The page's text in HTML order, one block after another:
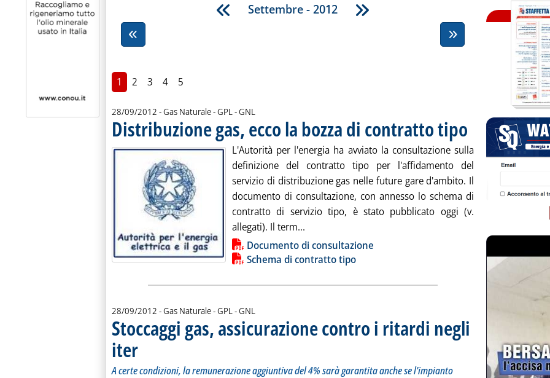
Settembre - 2012
1 2 3 4 5
28/09/2012 - Gas Naturale - GPL - GNL
Distribuzione gas, ecco la bozza di contratto tipo . Pubblicata venerdì 28
L'Autorità per l'energia ha avviato la consultazione sulla
definizione del contratto tipo per l'affidamento del
servizio di distribuzione gas nelle future gare d'ambito. Il
documento di consultazione, con annesso lo schema di
contratto di servizio tipo, è stato pubblicato oggi (v.
allegati). Il term...
Lista allegati PDF alla notiziaDocumento di consultazione
Schema di contratto tipo
28/09/2012 - Gas Naturale - GPL - GNL
Stoccaggi gas, assicurazione contro i ritardi negli
iter
. Sottotitolo: A certe condizioni, la remunerazione aggiuntiva del 4% sarà garantita anche se l'impianto entra in funzione dopo il 31 dicembre 2014,
. Pubblicata venerdì 28 settembre 2012 alle 18.2.
A certe condizioni, la remunerazione aggiuntiva del 4% sarà garantita anche se l'impianto